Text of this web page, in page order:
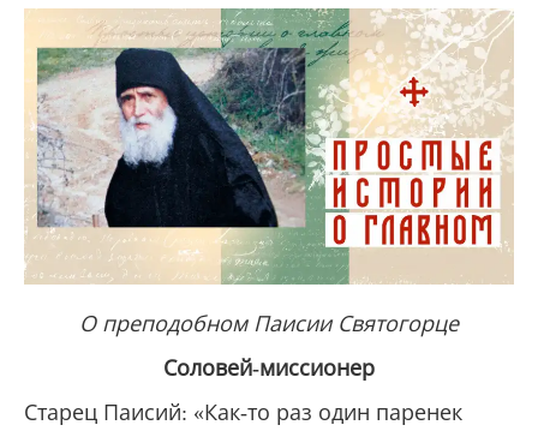
О преподобном Паисии Святогорце
Соловей-миссионер
Старец Паисий: «Как-то раз один паренек